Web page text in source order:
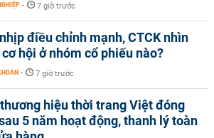
- 7 giờ trước
điều chỉnh mạnh, CTCK nhìn
hội ở nhóm cổ phiếu nào?
- 7 giờ trước
hiệu thời trang Việt đóng
5 năm hoạt động, thanh lý toàn